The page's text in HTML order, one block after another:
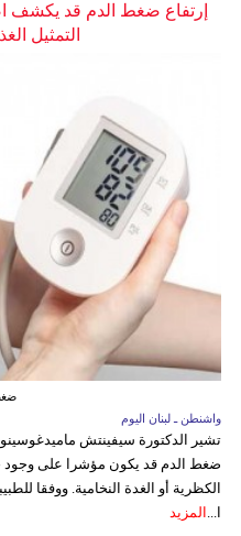
إرتفاع ضغط الدم قد يكشف
التمثيل
واشنطن ـ لبنان اليوم
تشير الدكتورة سيفينتش
ضغط الدم قد يكون مؤشرا على وجود
الكظرية أو الغدة النخامية. ووفقا
ا... المزيد